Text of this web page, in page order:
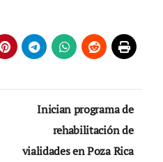
Inician programa de
rehabilitación de
vialidades en Poza Rica